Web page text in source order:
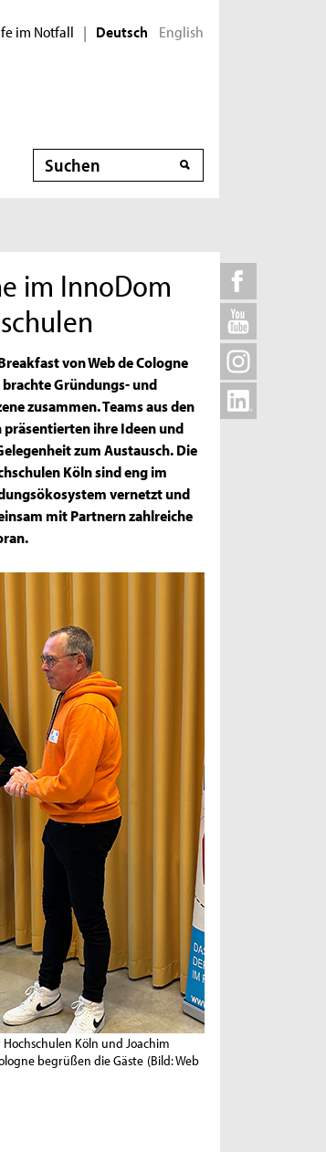
im Notfall | Deutsch English
Suche
im InnoDom
von Web de Cologne
Gründungs- und
zusammen. Teams aus den
präsentierten ihre Ideen und
zum Austausch. Die
Köln sind eng im
vernetzt und
mit Partnern zahlreiche
Köln und Joachim
begrüßen die Gäste (Bild: Web